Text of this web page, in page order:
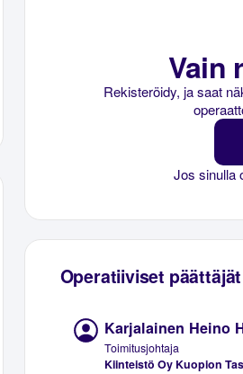
Vain
Rekisteröidy, ja saat
Jos sinulla
Operatiiviset
Karjalainen Heino
Toimitusjohtaja
Kiinteistö Oy Kuopion